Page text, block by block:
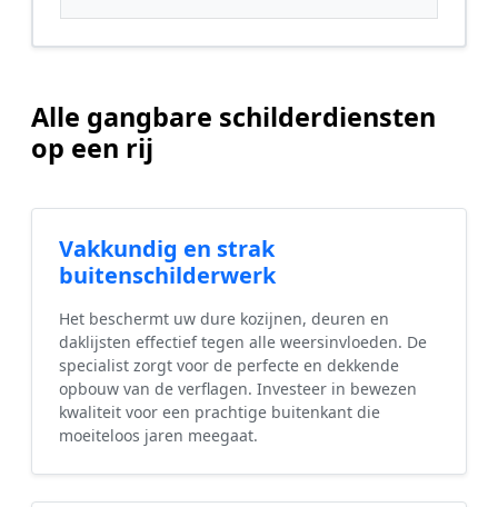
Alle gangbare schilderdiensten
op een rij
Vakkundig en strak
buitenschilderwerk
Het beschermt uw dure kozijnen, deuren en
daklijsten effectief tegen alle weersinvloeden. De
specialist zorgt voor de perfecte en dekkende
opbouw van de verflagen. Investeer in bewezen
kwaliteit voor een prachtige buitenkant die
moeiteloos jaren meegaat.